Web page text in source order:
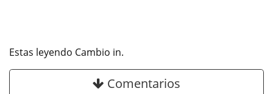
Estas leyendo Cambio in.
Comentarios